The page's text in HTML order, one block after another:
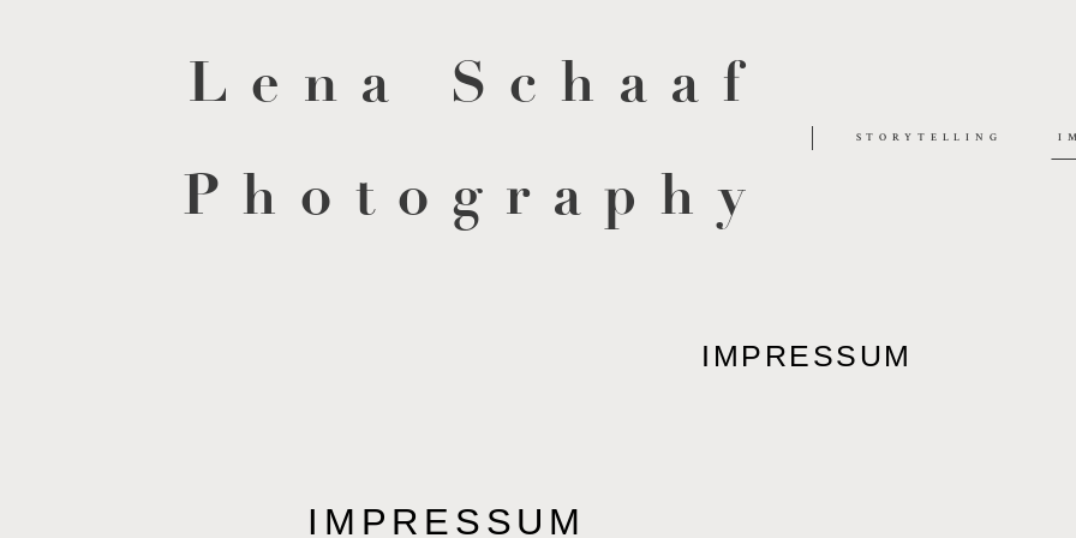
Lena Schaaf
Photography
STORYTELLING
IMPRESSUM
IMPRESSUM